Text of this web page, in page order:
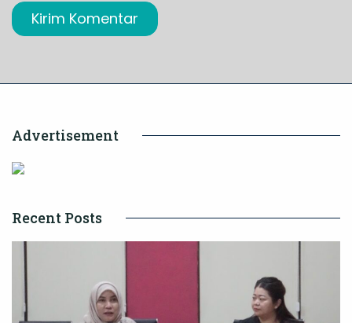
Advertisement
Recent Posts